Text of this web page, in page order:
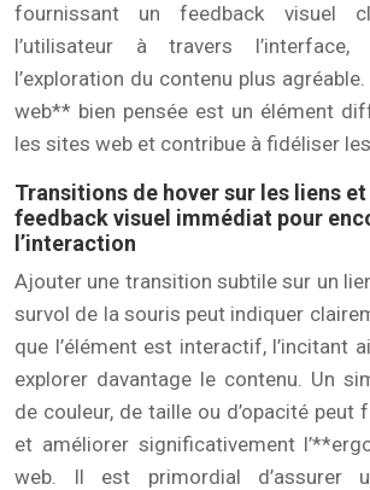
fournissant un feedback visuel
l’utilisateur à travers
l’exploration du contenu plus
web** bien pensée est un élément
les sites web et contribue à fidéliser
Transitions de hover sur les liens
feedback visuel immédiat pour
l’interaction
Ajouter une transition subtile sur un
survol de la souris peut indiquer
que l’élément est interactif, l’incitant
explorer davantage le contenu. Un
de couleur, de taille ou d’opacité
et améliorer significativement
web. Il est primordial d’assurer